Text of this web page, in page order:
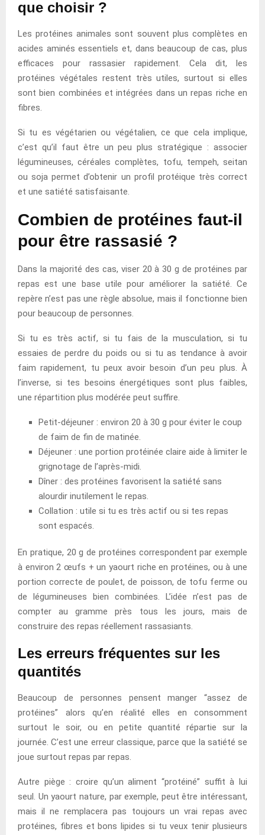
que choisir ?
Les protéines animales sont souvent plus complètes en
acides aminés essentiels et, dans beaucoup de cas, plus
efficaces pour rassasier rapidement. Cela dit, les
protéines végétales restent très utiles, surtout si elles
sont bien combinées et intégrées dans un repas riche en
fibres.
Si tu es végétarien ou végétalien, ce que cela implique,
c’est qu’il faut être un peu plus stratégique : associer
légumineuses, céréales complètes, tofu, tempeh, seitan
ou soja permet d’obtenir un profil protéique très correct
et une satiété satisfaisante.
Combien de protéines faut-il
pour être rassasié ?
Dans la majorité des cas, viser 20 à 30 g de protéines par
repas est une base utile pour améliorer la satiété. Ce
repère n’est pas une règle absolue, mais il fonctionne bien
pour beaucoup de personnes.
Si tu es très actif, si tu fais de la musculation, si tu
essaies de perdre du poids ou si tu as tendance à avoir
faim rapidement, tu peux avoir besoin d’un peu plus. À
l’inverse, si tes besoins énergétiques sont plus faibles,
une répartition plus modérée peut suffire.
Petit-déjeuner : environ 20 à 30 g pour éviter le coup
de faim de fin de matinée.
Déjeuner : une portion protéinée claire aide à limiter le
grignotage de l’après-midi.
Dîner : des protéines favorisent la satiété sans
alourdir inutilement le repas.
Collation : utile si tu es très actif ou si tes repas
sont espacés.
En pratique, 20 g de protéines correspondent par exemple
à environ 2 œufs + un yaourt riche en protéines, ou à une
portion correcte de poulet, de poisson, de tofu ferme ou
de légumineuses bien combinées. L’idée n’est pas de
compter au gramme près tous les jours, mais de
construire des repas réellement rassasiants.
Les erreurs fréquentes sur les
quantités
Beaucoup de personnes pensent manger “assez de
protéines” alors qu’en réalité elles en consomment
surtout le soir, ou en petite quantité répartie sur la
journée. C’est une erreur classique, parce que la satiété se
joue surtout repas par repas.
Autre piège : croire qu’un aliment “protéiné” suffit à lui
seul. Un yaourt nature, par exemple, peut être intéressant,
mais il ne remplacera pas toujours un vrai repas avec
protéines, fibres et bons lipides si tu veux tenir plusieurs